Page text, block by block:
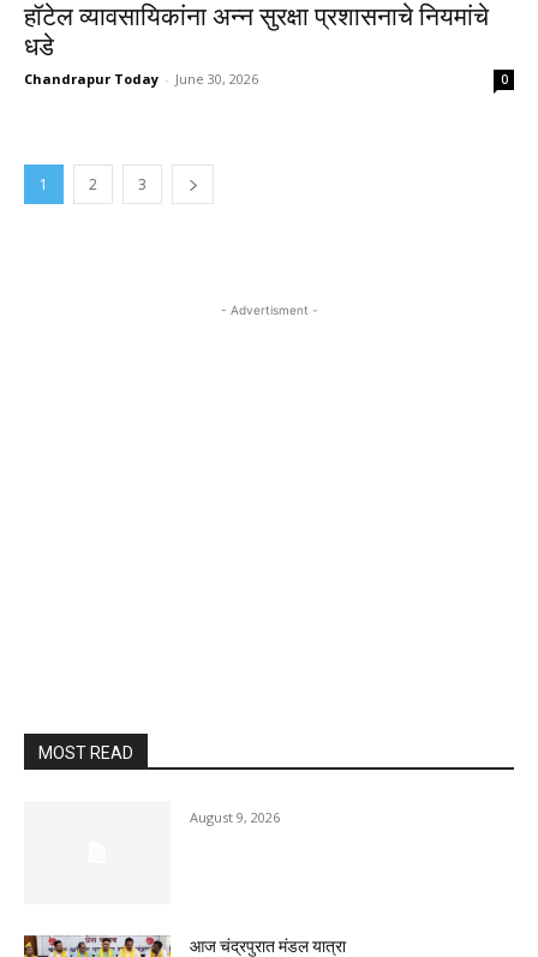
हॉटेल व्यावसायिकांना अन्न सुरक्षा प्रशासनाचे नियमांचे
धडे
Chandrapur Today - June 30, 2026 0
1 2 3
- Advertisment -
MOST READ
August 9, 2026
आज चंद्रपुरात मंडल यात्रा